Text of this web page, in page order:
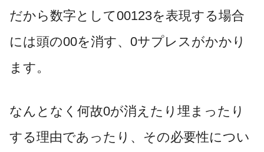
だから数字として00123を表現する場合
には頭の00を消す、0サプレスがかかり
ます。
なんとなく何故0が消えたり埋まったり
する理由であったり、その必要性につい